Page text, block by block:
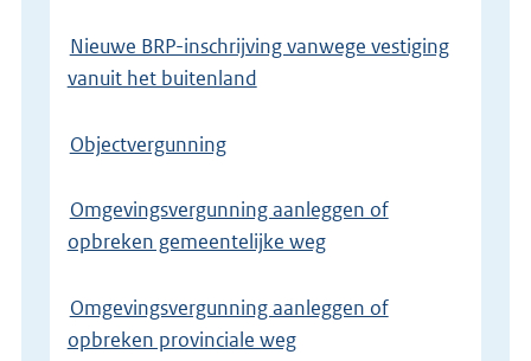
Nieuwe BRP-inschrijving vanwege vestiging
vanuit het buitenland
Objectvergunning
Omgevingsvergunning aanleggen of
opbreken gemeentelijke weg
Omgevingsvergunning aanleggen of
opbreken provinciale weg